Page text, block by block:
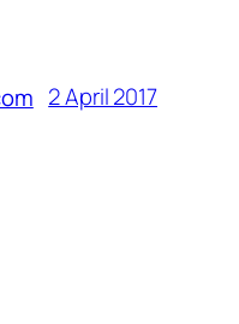
2 April 2017